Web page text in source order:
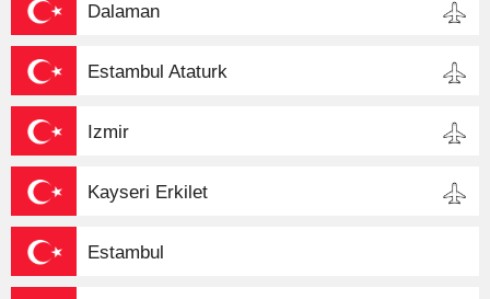
Dalaman
Estambul Ataturk
Izmir
Kayseri Erkilet
Estambul